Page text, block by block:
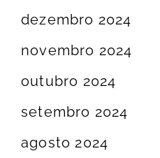
dezembro 2024
novembro 2024
outubro 2024
setembro 2024
agosto 2024